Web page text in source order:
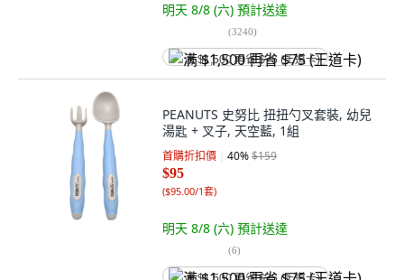
明天 8/8 (六) 預計送達
(3240)
满 $1,500 再省 $75 (王道卡)
PEANUTS 史努比 扭扭勺叉套裝, 幼兒
湯匙 + 叉子, 天空藍, 1組
首購折扣價 40%$159
$95
($95.00/1套)
明天 8/8 (六) 預計送達
(6)